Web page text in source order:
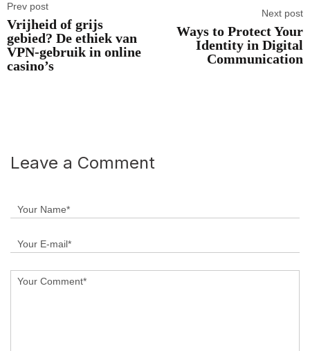
Prev post
Vrijheid of grijs
gebied? De ethiek van
VPN-gebruik in online
casino’s
Next post
Ways to Protect Your
Identity in Digital
Communication
Leave a Comment